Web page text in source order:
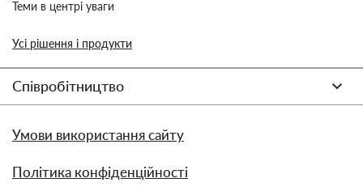
Теми в центрі уваги
Усі рішення і продукти
Співробітництво
Умови використання сайту
Політика конфіденційності